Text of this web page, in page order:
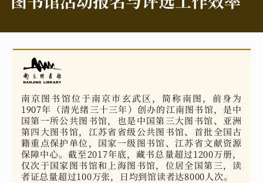
南京图书馆位于南京市玄武区，简称南图，前身为
1907年（清光绪三十三年）创办的江南图书馆，是中
国第一所公共图书馆，也是中国第三大图书馆、亚洲
第四大图书馆，江苏省省级公共图书馆、首批全国古
籍重点保护单位，国家一级图书馆、江苏省文献资源
保障中心。截至2017年底，藏书总量超过1200万册，
仅次于国家图书馆和上海图书馆，位居全国第三，读
者证总量超过100万张，日均到馆读者达8000人次。